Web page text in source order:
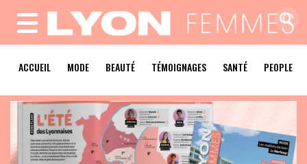
MENU
ACCUEIL MODE BEAUTÉ TÉMOIGNAGES SANTÉ PEOPLE